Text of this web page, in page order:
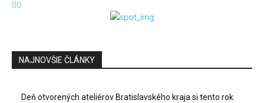
NAJNOVŠIE ČLÁNKY
Deň otvorených ateliérov Bratislavského kraja si tento rok